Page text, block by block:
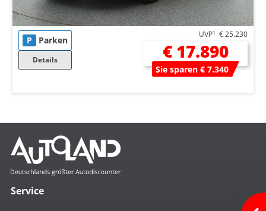
P Parken
Details
UVP1 € 25.230
€ 17.890
Sie sparen € 7.340
Service